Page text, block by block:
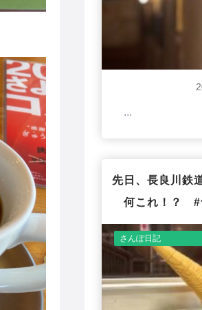
...
先日、長良川
何これ！？ #
さんぽ日記